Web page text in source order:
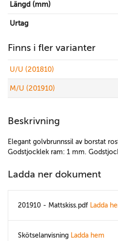
Längd (mm)
Urtag
Finns i fler varianter
U/U (201810)
M/U (201910)
Beskrivning
Elegant golvbrunnssil av borstat
Godstjocklek ram: 1 mm.
Ladda ner dokument
201910 - Mattskiss.pdf Ladda
Skötselanvisning Ladda hem